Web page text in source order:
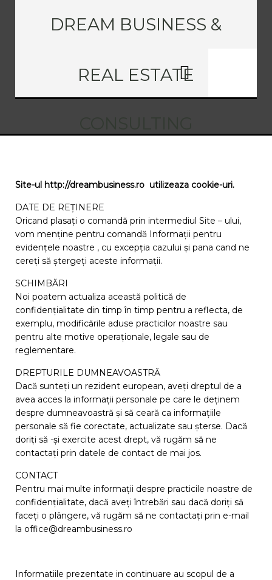
DREAM BUSINESS &
REAL ESTATE
Site-ul http://dreambusiness.ro utilizeaza cookie-uri.
DATE DE REȚINERE
Oricand plasați o comandă prin intermediul Site – ului,
vom menține pentru comandă Informații pentru
evidențele noastre , cu excepția cazului și pana cand ne
cereți să ștergeți aceste informații.
SCHIMBĂRI
Noi poatem actualiza această politică de
confidențialitate din timp în timp pentru a reflecta, de
exemplu, modificările aduse practicilor noastre sau
pentru alte motive operaționale, legale sau de
reglementare.
DREPTURILE DUMNEAVOASTRĂ
Dacă sunteți un rezident european, aveți dreptul de a
avea acces la informații personale pe care le deținem
despre dumneavoastră și să ceară ca informațiile
personale să fie corectate, actualizate sau șterse. Dacă
doriți să -și exercite acest drept, vă rugăm să ne
contactați prin datele de contact de mai jos.
CONTACT
Pentru mai multe informații despre practicile noastre de
confidențialitate, dacă aveți întrebări sau dacă doriți să
faceți o plângere, vă rugăm să ne contactați prin e-mail
la office@dreambusiness.ro
Informatiile prezentate in continuare au scopul de a